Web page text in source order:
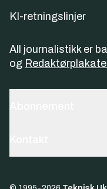
KI-retningslinjer
All journalistikk er
og